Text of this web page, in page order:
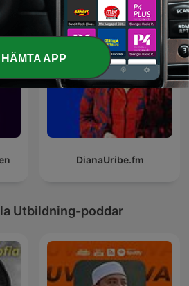
DianaUribe.fm
Utbildning-poddar
HÄMTA APP